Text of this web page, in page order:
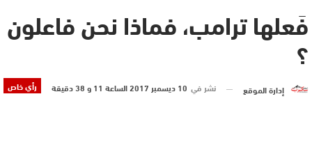
فَعلها ترامب، فماذا نحن فاعلون
؟
رأي خاص إدارة الموقع نشر في 10 ديسمبر 2017 الساعة 11 و 38 دقيقة